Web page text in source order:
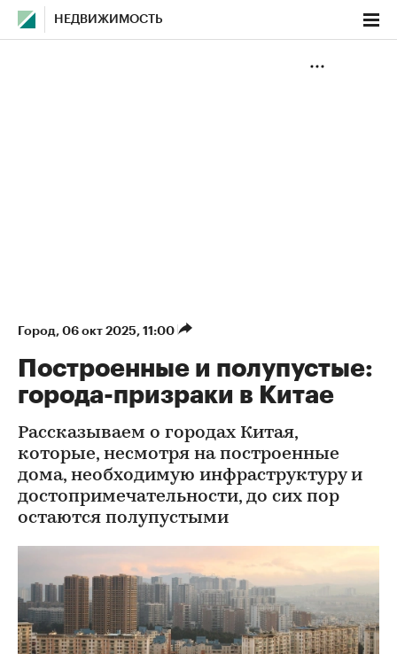
НЕДВИЖИМОСТЬ
Город⁠, 06 окт 2025, 11:00
Построенные и полупустые:
города-призраки в Китае
Рассказываем о городах Китая,
которые, несмотря на построенные
дома, необходимую инфраструктуру и
достопримечательности, до сих пор
остаются полупустыми